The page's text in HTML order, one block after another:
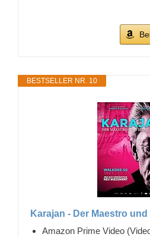
BESTSELLER NR. 10
Karajan - Der Maestro und
Amazon Prime Video